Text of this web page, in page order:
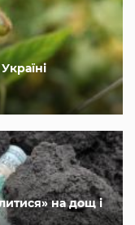
на дощ і